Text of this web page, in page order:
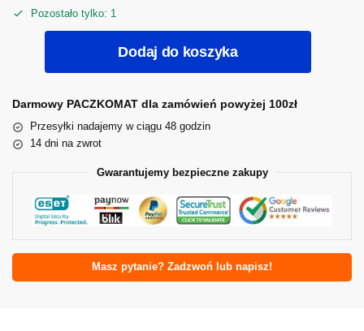
Pozostało tylko: 1
Dodaj do koszyka
Darmowy PACZKOMAT dla zamówień powyżej 100zł
Przesyłki nadajemy w ciągu 48 godzin
14 dni na zwrot
Gwarantujemy bezpieczne zakupy
Masz pytanie? Zadzwoń lub napisz!